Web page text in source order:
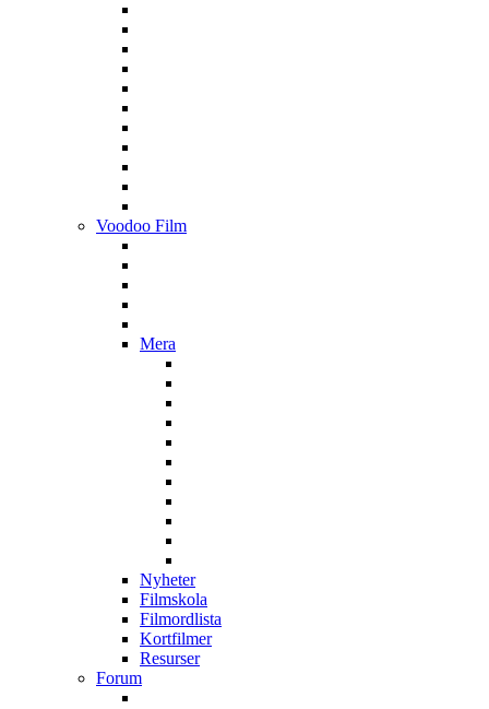
Voodoo Film
Mera
Nyheter
Filmskola
Filmordlista
Kortfilmer
Resurser
Forum